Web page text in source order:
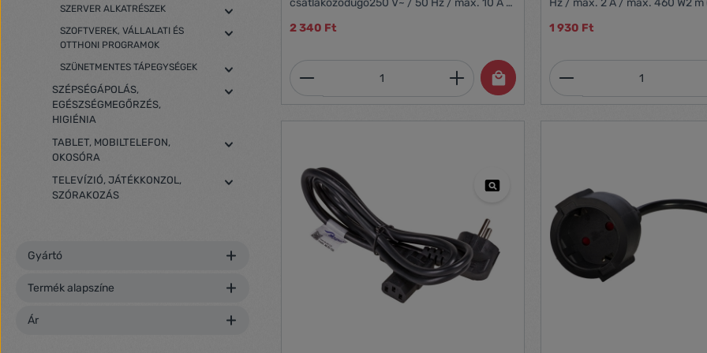
SZERVER ALKATRÉSZEK
SZOFTVEREK, VÁLLALATI ÉS
OTTHONI PROGRAMOK
SZÜNETMENTES TÁPEGYSÉGEK
SZÉPSÉGÁPOLÁS,
EGÉSZSÉGMEGŐRZÉS,
HIGIÉNIA
TABLET, MOBILTELEFON,
OKOSÓRA
TELEVÍZIÓ, JÁTÉKKONZOL,
SZÓRAKOZÁS
Gyártó
Termék alapszíne
Ár
csatlakozódugó250 V~ / 50 Hz / max. 10 A /
2 340 Ft
Termékmennyiség: Adja meg a kívánt
Hz / max. 2 A / max. 460 W2 m
1 930 Ft